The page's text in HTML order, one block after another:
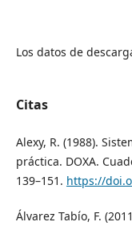
Los datos de
Citas
Alexy, R. (1988).
práctica. DOXA.
139–151. https://
Álvarez Tabío, F.